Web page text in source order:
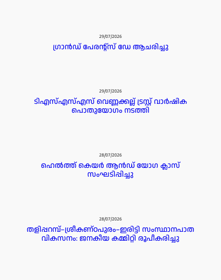
29/07/2026
ഗ്രാൻഡ് പേരൻ്റ്സ് ഡേ ആചരിച്ചു
29/07/2026
ടിഎസ്എസ്എസ് വെണ്ണക്കല്ല് ട്രസ്റ്റ് വാർഷിക
പൊതുയോഗം നടത്തി
28/07/2026
ഹെൽത്ത് കെയർ ആൻഡ് യോഗ ക്ലാസ്
സംഘടിപ്പിച്ചു
28/07/2026
തളിപ്പറമ്പ്–ശ്രീകണ്ഠപുരം–ഇരിട്ടി സംസ്ഥാനപാത
വികസനം: ജനകീയ കമ്മിറ്റി രൂപീകരിച്ചു